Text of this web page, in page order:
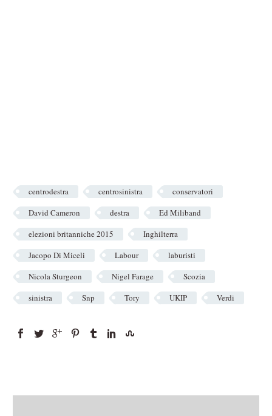
centrodestra centrosinistra
conservatori
David Cameron
destra
Ed Miliband
elezioni britanniche 2015
Inghilterra
Jacopo Di Miceli
Labour
laburisti
Nicola Sturgeon
Nigel Farage
Scozia
sinistra
Snp Tory UKIP Verdi